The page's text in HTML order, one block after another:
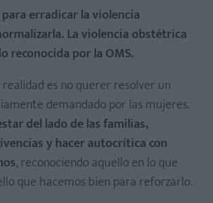
erradicar la violencia
La violencia obstétrica
reconocida por la OMS.
es no querer resolver un
demandado por las mujeres.
del lado de las familias,
y hacer autocrítica con
, reconociendo aquello en lo que
que hacemos bien para reforzarlo.